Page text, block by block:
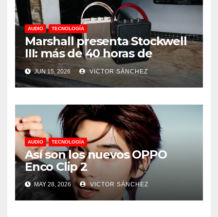
AUDIO TECNOLOGÍA
Marshall presenta Stockwell
III: más de 40 horas de
música y sonido 360°
JUN 15, 2026 VICTOR SÁNCHEZ
AUDIO TECNOLOGÍA
Así son los nuevos OPPO
Enco Clip 2
MAY 28, 2026 VICTOR SÁNCHEZ